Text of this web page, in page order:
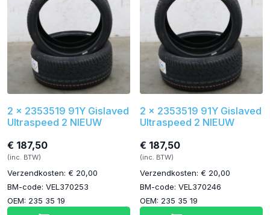
2 x 2353519 91Y Gislaved
Ultraspeed 2 NIEUW
€ 187,50
(inc. BTW)
Verzendkosten: € 20,00
BM-code: VEL370253
OEM: 235 35 19
2 x 2353519 91Y Gislaved
Ultraspeed 2 NIEUW
€ 187,50
(inc. BTW)
Verzendkosten: € 20,00
BM-code: VEL370246
OEM: 235 35 19